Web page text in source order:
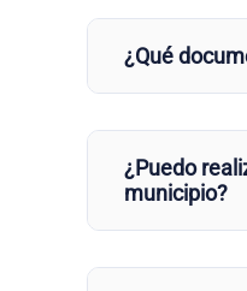
¿Qué
¿Puedo
municipio?